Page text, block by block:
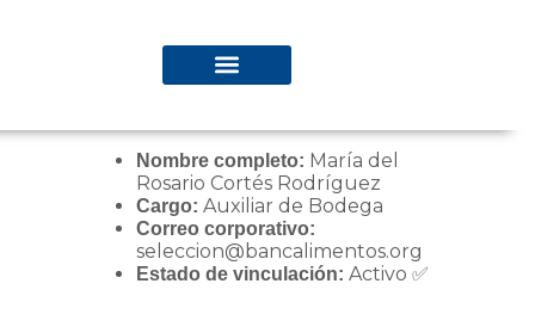
Nombre completo: María del
Rosario Cortés Rodríguez
Cargo: Auxiliar de Bodega
Correo corporativo:
seleccion@bancalimentos.org
Estado de vinculación: Activo ✅